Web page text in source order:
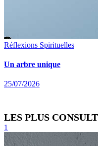
Réflexions Spirituelles
Un arbre unique
25/07/2026
LES PLUS
1